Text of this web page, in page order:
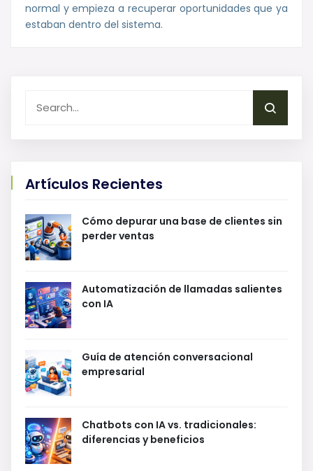
normal y empieza a recuperar oportunidades que ya
estaban dentro del sistema.
Artículos Recientes
Cómo depurar una base de clientes sin
perder ventas
Automatización de llamadas salientes
con IA
Guía de atención conversacional
empresarial
Chatbots con IA vs. tradicionales:
diferencias y beneficios